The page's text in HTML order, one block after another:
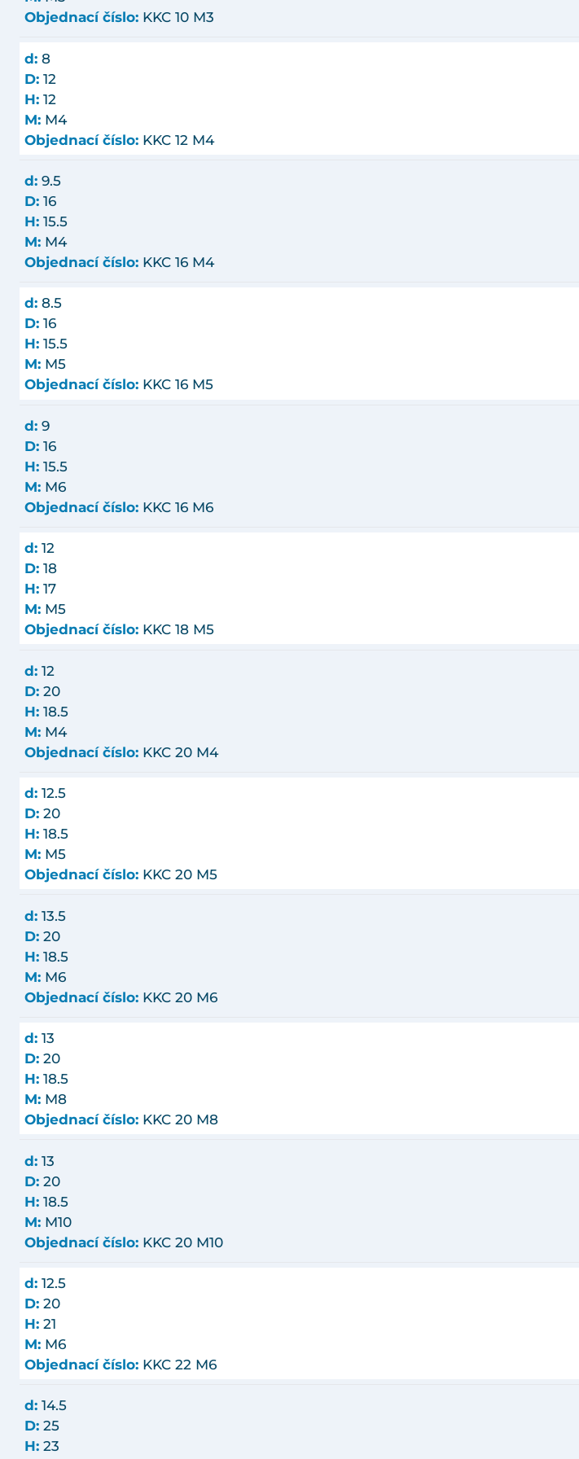
Objednací číslo: KKC 10 M3
d: 8
D: 12
H: 12
M: M4
Objednací číslo: KKC 12 M4
d: 9.5
D: 16
H: 15.5
M: M4
Objednací číslo: KKC 16 M4
d: 8.5
D: 16
H: 15.5
M: M5
Objednací číslo: KKC 16 M5
d: 9
D: 16
H: 15.5
M: M6
Objednací číslo: KKC 16 M6
d: 12
D: 18
H: 17
M: M5
Objednací číslo: KKC 18 M5
d: 12
D: 20
H: 18.5
M: M4
Objednací číslo: KKC 20 M4
d: 12.5
D: 20
H: 18.5
M: M5
Objednací číslo: KKC 20 M5
d: 13.5
D: 20
H: 18.5
M: M6
Objednací číslo: KKC 20 M6
d: 13
D: 20
H: 18.5
M: M8
Objednací číslo: KKC 20 M8
d: 13
D: 20
H: 18.5
M: M10
Objednací číslo: KKC 20 M10
d: 12.5
D: 20
H: 21
M: M6
Objednací číslo: KKC 22 M6
d: 14.5
D: 25
H: 23